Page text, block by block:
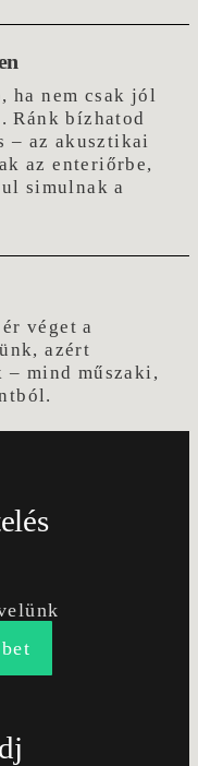
ha nem csak jól
Ránk bízhatod
– az akusztikai
az enteriőrbe,
simulnak a
véget a
azért
mind műszaki,